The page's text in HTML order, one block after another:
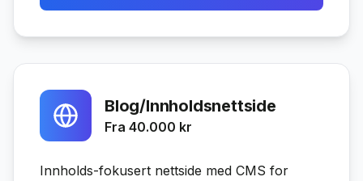
Blog/Innholdsnettside
Fra 40.000 kr
Innholds-fokusert nettside med CMS for